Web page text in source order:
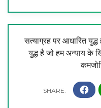
सत्याग्रह पर आधारित
युद्ध है जो हम अन्याय के